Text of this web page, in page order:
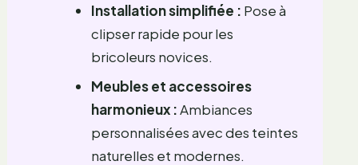
Installation simplifiée : Pose à
clipser rapide pour les
bricoleurs novices.
Meubles et accessoires
harmonieux :Ambiances
personnalisées avec des teintes
naturelles et modernes.